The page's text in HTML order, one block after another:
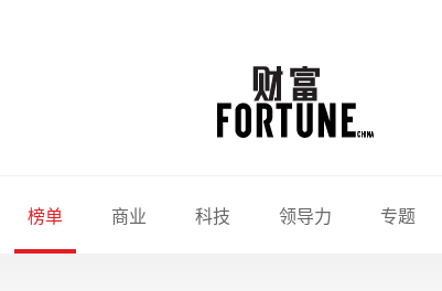
榜单 商业 科技 领导力 专题